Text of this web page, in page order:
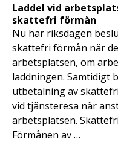
Laddel vid
skattefri förmån
Nu har riksdagen
skattefri förmån när
arbetsplatsen, om
laddningen. Samtidigt
utbetalning av
vid tjänsteresa när
arbetsplatsen.
Förmånen av …